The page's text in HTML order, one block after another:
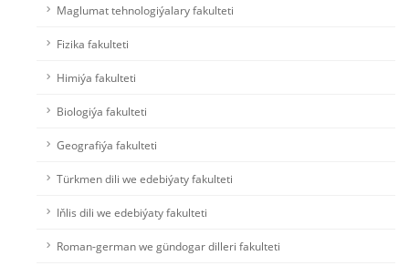
Maglumat tehnologiýalary fakulteti
Fizika fakulteti
Himiýa fakulteti
Biologiýa fakulteti
Geografiýa fakulteti
Türkmen dili we edebiýaty fakulteti
Iňlis dili we edebiýaty fakulteti
Roman-german we gündogar dilleri fakulteti